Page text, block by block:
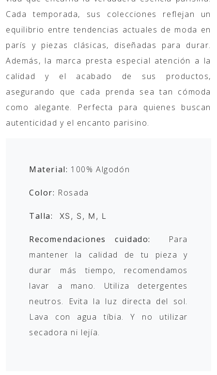
Cada temporada, sus colecciones reflejan un
equilibrio entre tendencias actuales de moda en
parís y piezas clásicas, diseñadas para durar.
Además, la marca presta especial atención a la
calidad y el acabado de sus productos,
asegurando que cada prenda sea tan cómoda
como alegante. Perfecta para quienes buscan
autenticidad y el encanto parisino.
Material: 100% Algodón
Color: Rosada
Talla: XS, S, M, L
Recomendaciones cuidado:
Para
mantener la calidad de tu pieza y
durar más tiempo, recomendamos
lavar a mano. Utiliza detergentes
neutros. Evita la luz directa del sol.
Lava con agua tíbia. Y no utilizar
secadora ni lejía.